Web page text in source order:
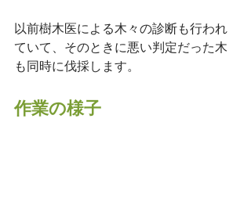
以前樹木医による木々の診断も行われ
ていて、そのときに悪い判定だった木
も同時に伐採します。
作業の様子